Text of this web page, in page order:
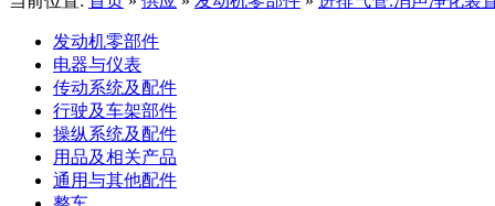
发动机零部件
电器与仪表
传动系统及配件
行驶及车架部件
操纵系统及配件
用品及相关产品
通用与其他配件